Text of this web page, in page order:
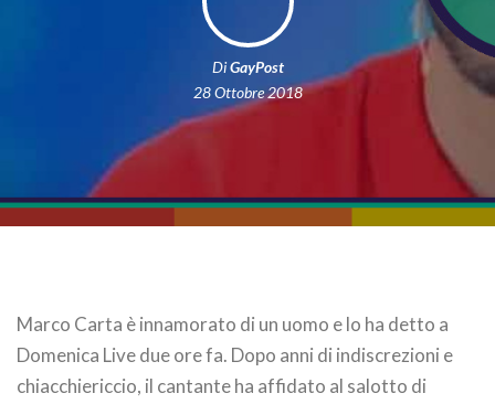
DiGayPost
28 Ottobre 2018
Marco Carta è innamorato di un uomo e lo ha detto a
Domenica Live due ore fa. Dopo anni di indiscrezioni e
chiacchiericcio, il cantante ha affidato al salotto di